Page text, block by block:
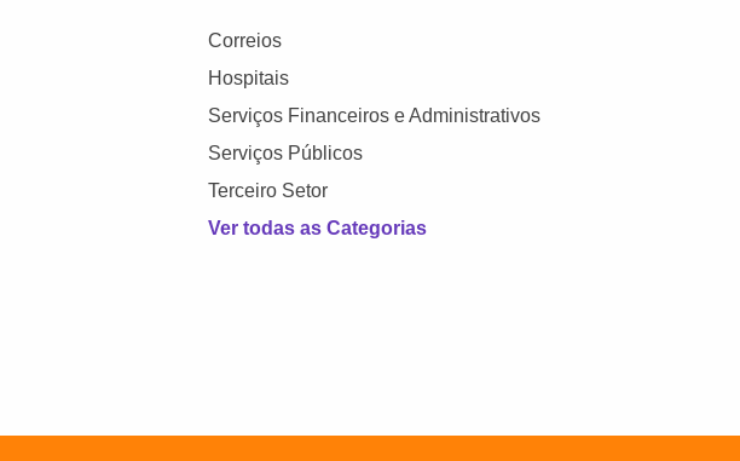
Correios
Hospitais
Serviços Financeiros e Administrativos
Serviços Públicos
Terceiro Setor
Ver todas as Categorias